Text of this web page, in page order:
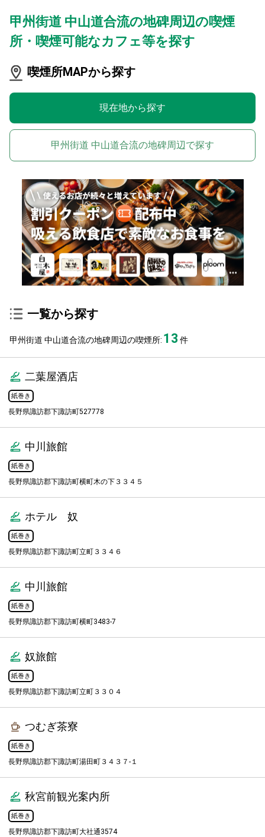
甲州街道 中山道合流の地碑周辺の喫煙
所・喫煙可能なカフェ等を探す
喫煙所MAPから探す
現在地から探す
甲州街道 中山道合流の地碑周辺で探す
一覧から探す
甲州街道 中山道合流の地碑周辺の喫煙所: 13 件
二葉屋酒店
紙巻き
長野県諏訪郡下諏訪町527778
中川旅館
紙巻き
長野県諏訪郡下諏訪町横町木の下３３４５
ホテル 奴
紙巻き
長野県諏訪郡下諏訪町立町３３４６
中川旅館
紙巻き
長野県諏訪郡下諏訪町横町3483-7
奴旅館
紙巻き
長野県諏訪郡下諏訪町立町３３０４
つむぎ茶寮
紙巻き
長野県諏訪郡下諏訪町湯田町３４３７-１
秋宮前観光案内所
紙巻き
長野県諏訪郡下諏訪町大社通3574